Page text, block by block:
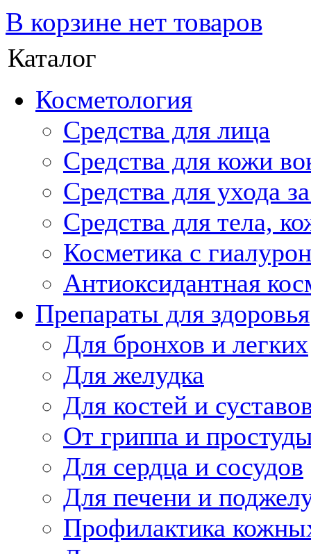
В корзине нет товаров
Каталог
Косметология
Средства для лица
Средства для кожи
Средства для ухода
Средства для тела,
Косметика с
Антиоксидантная
Препараты для здоровья
Для бронхов и легких
Для желудка
Для костей и
От гриппа и
Для сердца и сосудов
Для печени и
Профилактика